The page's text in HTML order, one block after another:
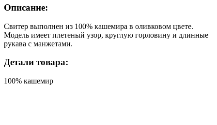
Описание:
Свитер выполнен из 100% кашемира в оливковом цвете.
Модель имеет плетеный узор, круглую горловину и длинные
рукава с манжетами.
Детали товара:
100% кашемир